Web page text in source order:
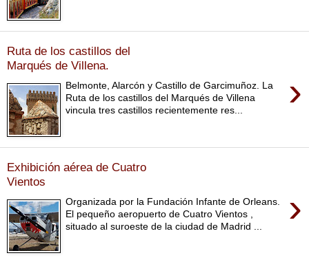
Ruta de los castillos del
Marqués de Villena.
›
Belmonte, Alarcón y Castillo de Garcimuñoz. La
Ruta de los castillos del Marqués de Villena
vincula tres castillos recientemente res...
Exhibición aérea de Cuatro
Vientos
›
Organizada por la Fundación Infante de Orleans.
El pequeño aeropuerto de Cuatro Vientos ,
situado al suroeste de la ciudad de Madrid ...